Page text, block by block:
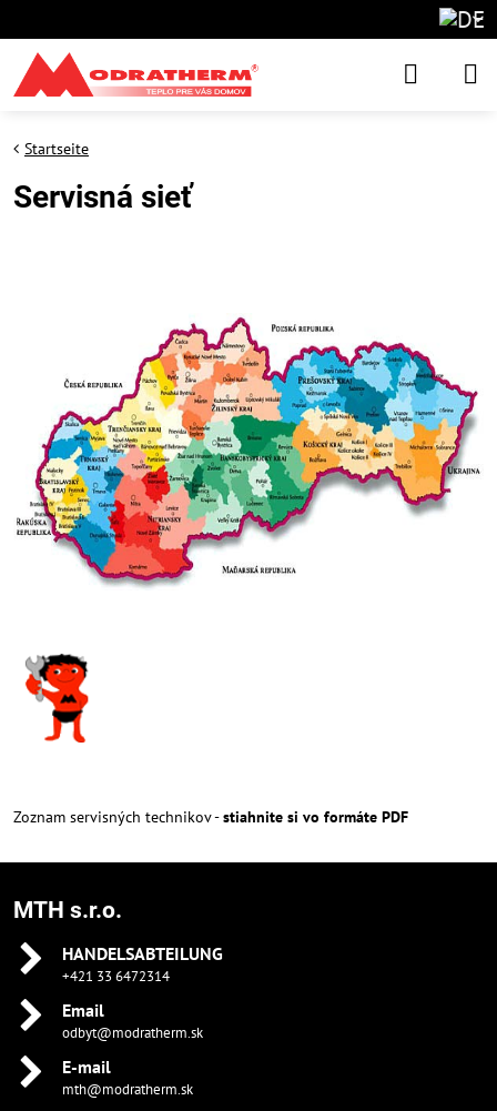
Startseite
Servisná sieť
Zoznam servisných technikov -stiahnite si vo formáte PDF
MTH s.r.o.
HANDELSABTEILUNG
+421 33 6472314
Email
odbyt@modratherm.sk
E-mail
mth@modratherm.sk